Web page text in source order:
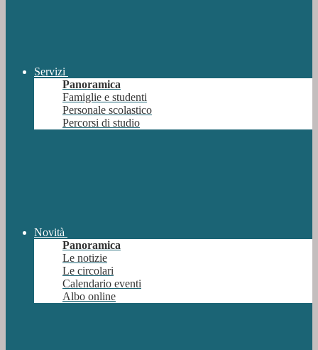
Servizi
Panoramica
Famiglie e studenti
Personale scolastico
Percorsi di studio
Novità
Panoramica
Le notizie
Le circolari
Calendario eventi
Albo online